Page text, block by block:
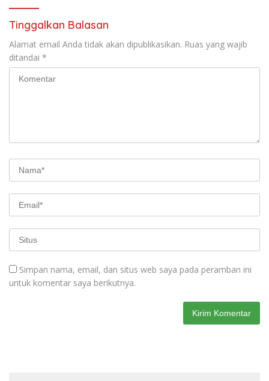
Tinggalkan Balasan
Alamat email Anda tidak akan dipublikasikan. Ruas yang wajib
ditandai *
Simpan nama, email, dan situs web saya pada peramban ini
untuk komentar saya berikutnya.